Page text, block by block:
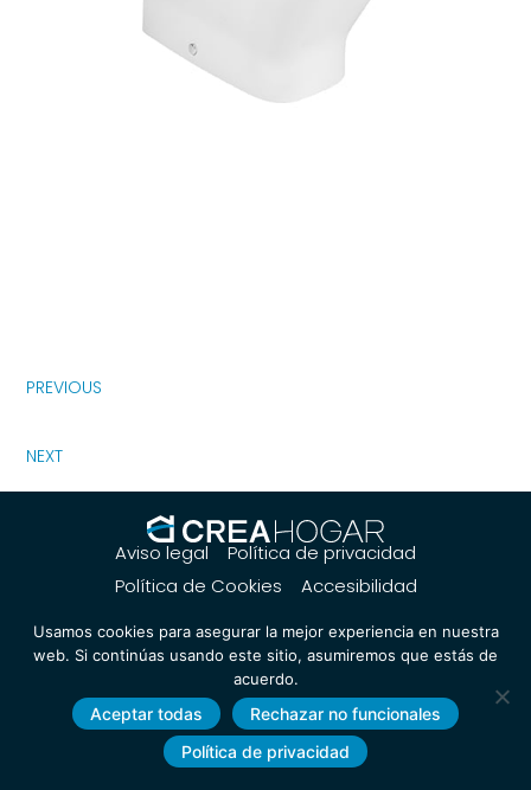
PREVIOUS
NEXT
Aviso legal
Política de privacidad
Política de Cookies
Accesibilidad
Usamos cookies para asegurar la mejor experiencia en nuestra
web. Si continúas usando este sitio, asumiremos que estás de
acuerdo.
Aceptar todas
Rechazar no funcionales
Política de privacidad